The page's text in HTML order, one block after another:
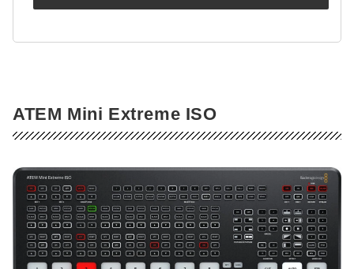
ATEM Mini Extreme ISO